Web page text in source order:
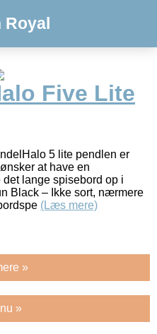
Royal
Five Lite
5 lite pendlen er
at have en
lange spisebord op i
Black – Ikke sort, nærmere
(Læs mere)
»
»